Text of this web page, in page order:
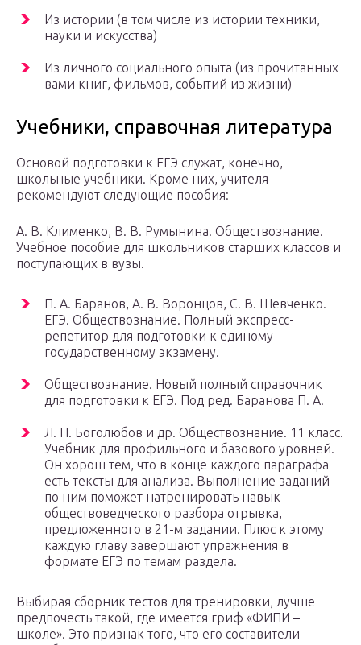
Из истории (в том числе из истории техники,
науки и искусства)
Из личного социального опыта (из прочитанных
вами книг, фильмов, событий из жизни)
Учебники, справочная литература
Основой подготовки к ЕГЭ служат, конечно,
школьные учебники. Кроме них, учителя
рекомендуют следующие пособия:
А. В. Клименко, В. В. Румынина. Обществознание.
Учебное пособие для школьников старших классов и
поступающих в вузы.
П. А. Баранов, А. В. Воронцов, С. В. Шевченко.
ЕГЭ. Обществознание. Полный экспресс-
репетитор для подготовки к единому
государственному экзамену.
Обществознание. Новый полный справочник
для подготовки к ЕГЭ. Под ред. Баранова П. А.
Л. Н. Боголюбов и др. Обществознание. 11 класс.
Учебник для профильного и базового уровней.
Он хорош тем, что в конце каждого параграфа
есть тексты для анализа. Выполнение заданий
по ним поможет натренировать навык
обществоведческого разбора отрывка,
предложенного в 21-м задании. Плюс к этому
каждую главу завершают упражнения в
формате ЕГЭ по темам раздела.
Выбирая сборник тестов для тренировки, лучше
предпочесть такой, где имеется гриф «ФИПИ –
школе». Это признак того, что его составители –